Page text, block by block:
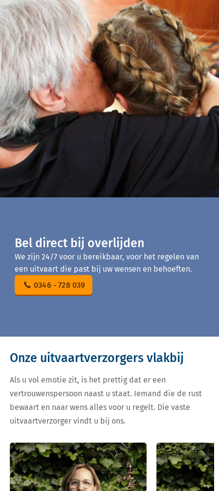
Bel direct bij overlijden
We zijn 24/7 voor u bereikbaar, voor het regelen van
een uitvaart die past bij uw wensen en behoeften.
0346 - 728 039
Onze uitvaartverzorgers vlakbij
Als u vol emotie zit, is het prettig dat er een
vertrouwenspersoon naast u staat. Iemand die de rust
bewaart en naar wens alles voor u regelt. Die vaste
uitvaartverzorger vindt u bij ons.